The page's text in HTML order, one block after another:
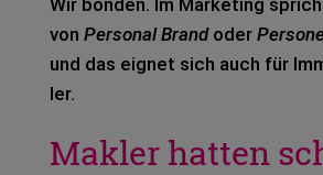
von Per­so­nal Brandoder
und das eig­net sich auch für
ler.
Makler hatten